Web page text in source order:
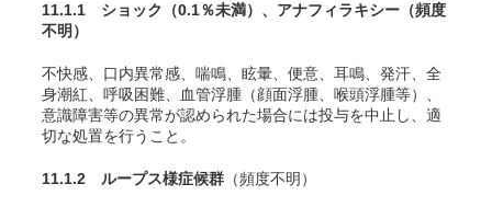
11.1.1 ショック （0.1％未満） 、アナフィラキシー （頻度
不明）
不快感、口内異常感、喘鳴、眩暈、便意、耳鳴、発汗、全
身潮紅、呼吸困難、血管浮腫（顔面浮腫、喉頭浮腫等）、
意識障害等の異常が認められた場合には投与を中止し、適
切な処置を行うこと。
11.1.2 ループス様症候群 （頻度不明）